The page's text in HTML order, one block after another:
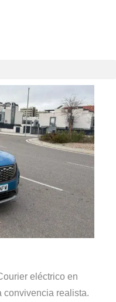
eléctrico en
convivencia realista.